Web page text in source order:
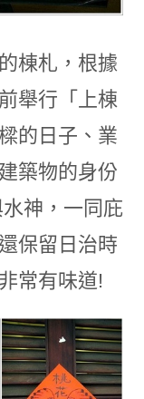
棟札，根據
舉行「上棟
的日子、業
築物的身份
神，一同庇
保留日治時
常有味道!